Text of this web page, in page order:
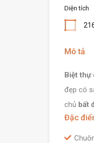
Diện tích
Mô tả
Biệt thự
đẹp có
chủ bất
Đặc